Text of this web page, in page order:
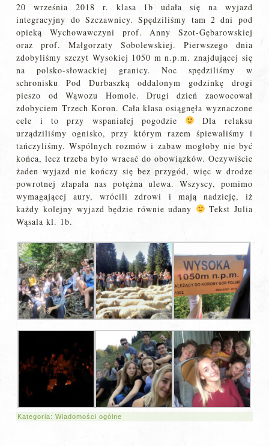
20 września 2018 r. klasa 1b udała się na wyjazd
integracyjny do Szczawnicy. Spędziliśmy tam 2 dni pod
opieką Wychowawczyni prof. Anny Szot-Gębarowskiej
oraz prof. Małgorzaty Sobolewskiej. Pierwszego dnia
zdobyliśmy szczyt Wysokiej 1050 m n.p.m. znajdującej się
na polsko-słowackiej granicy. Noc spędziliśmy w
schronisku Pod Durbaszką oddalonym godzinkę drogi
pieszo od Wąwozu Homole. Drugi dzień zaowocował
zdobyciem Trzech Koron. Cała klasa osiągnęła wyznaczone
cele i to przy wspaniałej pogodzie
Dla relaksu
urządziliśmy ognisko, przy którym razem śpiewaliśmy i
tańczyliśmy. Wspólnych rozmów i zabaw mogłoby nie być
końca, lecz trzeba było wracać do obowiązków. Oczywiście
żaden wyjazd nie kończy się bez przygód, więc w drodze
powrotnej złapała nas potężna ulewa. Wszyscy, pomimo
wymagającej aury, wrócili zdrowi i mają nadzieję, iż
każdy kolejny wyjazd będzie równie udany
Tekst Julia
Wąsala kl. 1b.
Kategoria:Wiadomości ogólne